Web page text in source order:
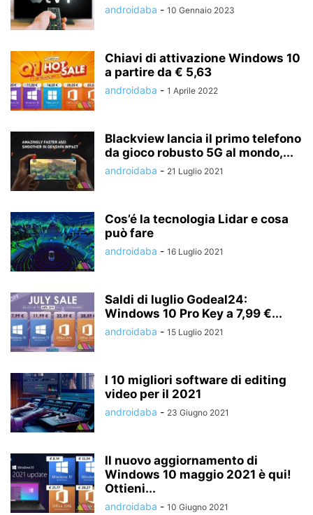
androidaba - 10 Gennaio 2023
Chiavi di attivazione Windows 10
a partire da € 5,63
androidaba - 1 Aprile 2022
Blackview lancia il primo telefono
da gioco robusto 5G al mondo,...
androidaba - 21 Luglio 2021
Cos’é la tecnologia Lidar e cosa
può fare
androidaba - 16 Luglio 2021
Saldi di luglio Godeal24:
Windows 10 Pro Key a 7,99 €...
androidaba - 15 Luglio 2021
I 10 migliori software di editing
video per il 2021
androidaba - 23 Giugno 2021
Il nuovo aggiornamento di
Windows 10 maggio 2021 è qui!
Ottieni...
androidaba - 10 Giugno 2021